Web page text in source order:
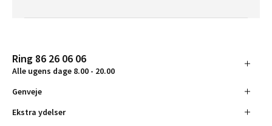
Ring 86 26 06 06
Alle ugens dage 8.00 - 20.00
Genveje
Ekstra ydelser